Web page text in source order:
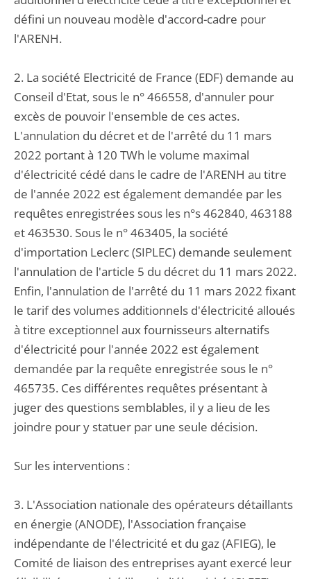
défini un nouveau modèle d'accord-cadre pour
l'ARENH.
2. La société Electricité de France (EDF) demande au
Conseil d'Etat, sous le n° 466558, d'annuler pour
excès de pouvoir l'ensemble de ces actes.
L'annulation du décret et de l'arrêté du 11 mars
2022 portant à 120 TWh le volume maximal
d'électricité cédé dans le cadre de l'ARENH au titre
de l'année 2022 est également demandée par les
requêtes enregistrées sous les n°s 462840, 463188
et 463530. Sous le n° 463405, la société
d'importation Leclerc (SIPLEC) demande seulement
l'annulation de l'article 5 du décret du 11 mars 2022.
Enfin, l'annulation de l'arrêté du 11 mars 2022 fixant
le tarif des volumes additionnels d'électricité alloués
à titre exceptionnel aux fournisseurs alternatifs
d'électricité pour l'année 2022 est également
demandée par la requête enregistrée sous le n°
465735. Ces différentes requêtes présentant à
juger des questions semblables, il y a lieu de les
joindre pour y statuer par une seule décision.
Sur les interventions :
3. L'Association nationale des opérateurs détaillants
en énergie (ANODE), l'Association française
indépendante de l'électricité et du gaz (AFIEG), le
Comité de liaison des entreprises ayant exercé leur